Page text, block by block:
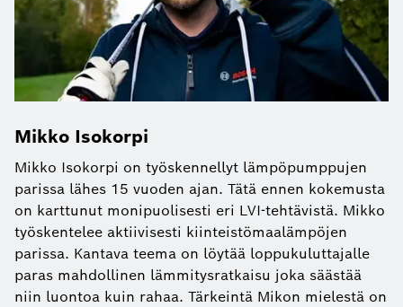
Mikko Isokorpi
Mikko Isokorpi on työskennellyt lämpöpumppujen
parissa lähes 15 vuoden ajan. Tätä ennen kokemusta
on karttunut monipuolisesti eri LVI-tehtävistä. Mikko
työskentelee aktiivisesti kiinteistömaalämpöjen
parissa. Kantava teema on löytää loppukuluttajalle
paras mahdollinen lämmitysratkaisu joka säästää
niin luontoa kuin rahaa. Tärkeintä Mikon mielestä on